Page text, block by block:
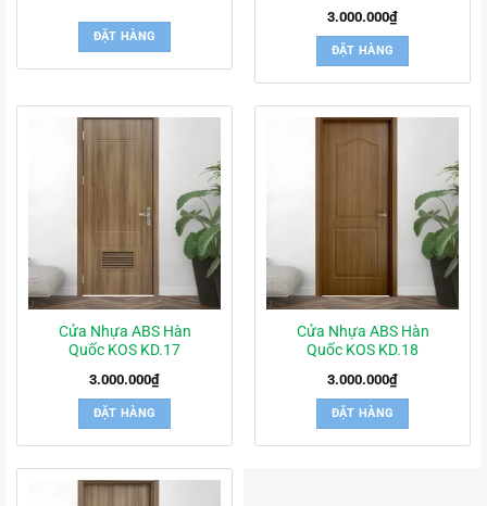
ĐẶT HÀNG
3.000.000₫
ĐẶT HÀNG
Cửa Nhựa ABS Hàn
Quốc KOS KD.17
3.000.000₫
ĐẶT HÀNG
Cửa Nhựa ABS Hàn
Quốc KOS KD.18
3.000.000₫
ĐẶT HÀNG